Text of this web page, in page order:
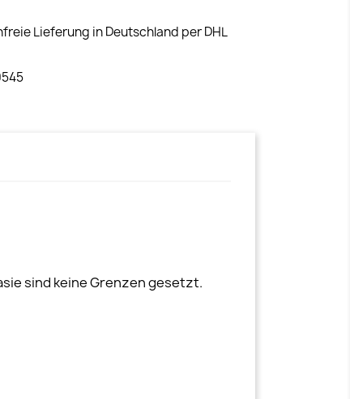
Lieferung in Deutschland per DHL
sind keine Grenzen gesetzt.